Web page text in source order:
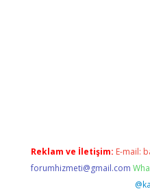
Reklam ve İletişim: E-mail:
forumhizmeti@gmail.com